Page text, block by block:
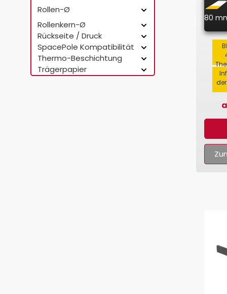
Rollen-Ø
Rollenkern-Ø
Rückseite / Druck
SpacePole Kompatibilität
Thermo-Beschichtung
Trägerpapier
80